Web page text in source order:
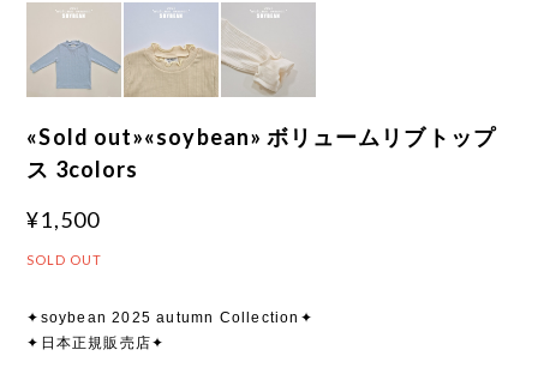
«Sold out»«soybean» ボリュームリブトップ
ス 3colors
¥1,500
SOLD OUT
✦soybean 2025 autumn Collection✦
✦日本正規販売店✦